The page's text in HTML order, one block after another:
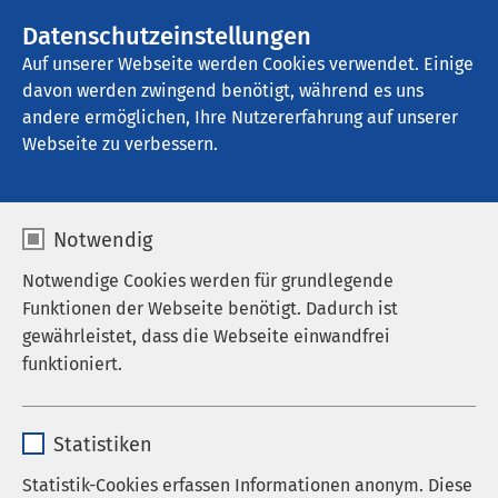
Datenschutzeinstellungen
Auf unserer Webseite werden Cookies verwendet. Einige
davon werden zwingend benötigt, während es uns
andere ermöglichen, Ihre Nutzererfahrung auf unserer
Webseite zu verbessern.
Notwendig
Notwendige Cookies werden für grundlegende
Funktionen der Webseite benötigt. Dadurch ist
gewährleistet, dass die Webseite einwandfrei
funktioniert.
Anbieter sgalinski
Statistiken
Statistik-Cookies erfassen Informationen anonym. Diese
AMEOS Reha Klinikum Inntal